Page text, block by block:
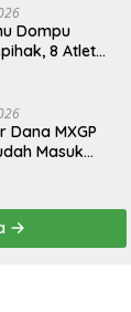
Dompu
8 Atlet
2026
Dana MXGP
Masuk
Miliar Belum